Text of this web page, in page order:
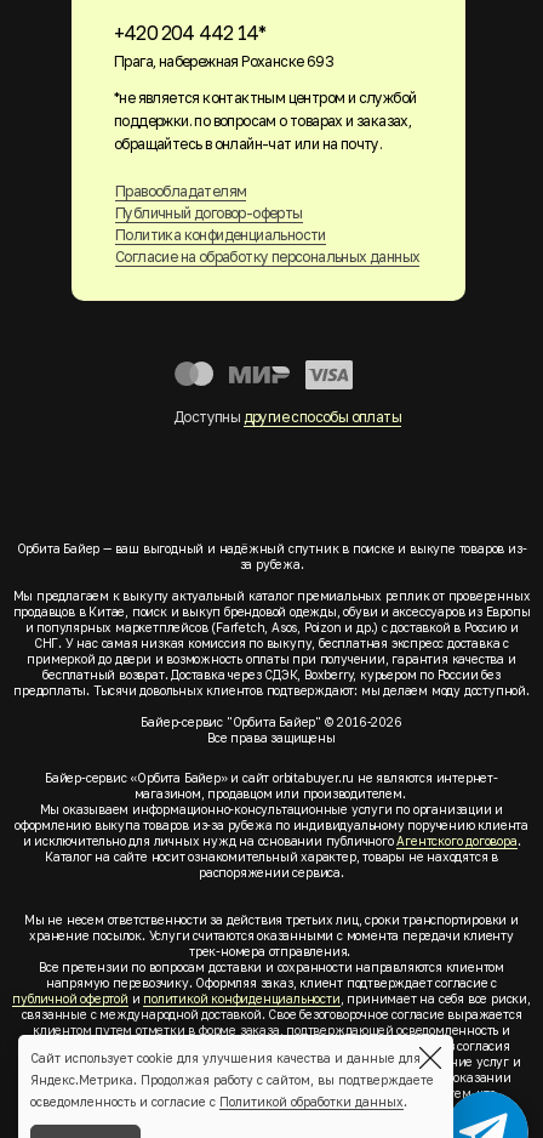
+420 204 442 14*
Прага, набережная Роханске 693
Правообладателям
Публичный договор-оферты
Политика конфиденциальности
Согласие на обработку персональных данных
Доступны другие способы оплаты
*не является контактным центром и службой
поддержки. по вопросам о товарах и заказах,
обращайтесь в онлайн-чат или на почту.
Орбита Байер — ваш выгодный и надёжный спутник в поиске и выкупе товаров из-
за рубежа.
Мы предлагаем к выкупу актуальный каталог премиальных реплик от проверенных
продавцов в Китае, поиск и выкуп брендовой одежды, обуви и аксессуаров из Европы
и популярных маркетплейсов (Farfetch, Asos, Poizon и др.) с доставкой в Россию и
СНГ. У нас самая низкая комиссия по выкупу, бесплатная экспресс доставка с
примеркой до двери и возможность оплаты при получении, гарантия качества и
бесплатный возврат. Доставка через СДЭК, Boxberry, курьером по России без
предоплаты. Тысячи довольных клиентов подтверждают: мы делаем моду доступной.
Байер-сервис "Орбита Байер" © 2016-2026
Все права защищены
Байер-сервис «Орбита Байер» и сайт orbitabuyer.ru не являются интернет-
магазином, продавцом или производителем.
Мы оказываем информационно-консультационные услуги по организации и
оформлению выкупа товаров из-за рубежа по индивидуальному поручению клиента
и исключительно для личных нужд на основании публичногоАгентского договора.
Каталог на сайте носит ознакомительный характер, товары не находятся в
распоряжении сервиса.
Мы не несем ответственности за действия третьих лиц, сроки транспортировки и
хранение посылок. Услуги считаются оказанными с момента передачи клиенту
трек-номера отправления.
Все претензии по вопросам доставки и сохранности направляются клиентом
напрямую перевозчику. Оформляя заказ, клиент подтверждает согласие с
публичной офертой и политикой конфиденциальности , принимает на себя все риски,
связанные с международной доставкой. Свое безоговорочное согласие выражается
клиентом путем отметки в форме заказа, подтверждающей осведомленность и
согласие клиента со всеми предлагаемыми сервисом условиями. Без согласия
клиента спубличной офертой иполитикой конфиденциальностиоказание услуг и
оформление заказа невозможно. Заключая акцепт условий оферты об оказании
услуг, клиент понимает, заверяет, подтверждает и соглашается с тем, что
выкупаемые товары по индивидуальному запросу выбраны им для личных,
семейных, домашних, бытовых и иных нужд, не связанных с осуществлением
Сайт использует cookie для улучшения качества и данные для
Яндекс.Метрика. Продолжая работу с сайтом, вы подтверждаете
осведомленность и согласие с Политикой обработки данных.